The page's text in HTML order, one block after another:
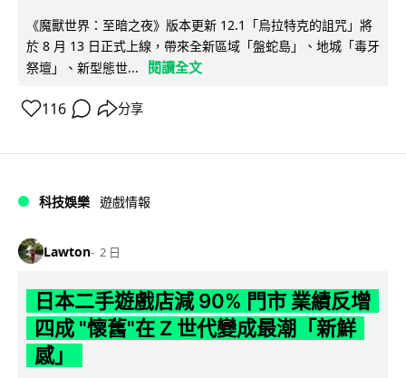
《魔獸世界：至暗之夜》版本更新 12.1「烏拉特克的詛咒」將
於 8 月 13 日正式上線，帶來全新區域「盤蛇島」、地城「毒牙
祭壇」、新型態世...
閱讀全文
116 分享
科技娛樂 遊戲情報
Lawton 2 日
日本二手遊戲店減 90% 門市 業績反增
四成 "懷舊"在 Z 世代變成最潮「新鮮
感」